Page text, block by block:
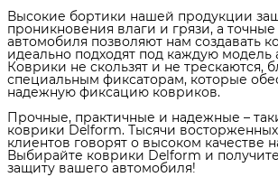
Высокие бортики нашей продукции
проникновения влаги и грязи, а
автомобиля позволяют нам создавать
идеально подходят под каждую модель
Коврики не скользят и не трескаются,
специальным фиксаторам, которые
надежную фиксацию ковриков.
Прочные, практичные и надежные –
коврики Delform. Тысячи
клиентов говорят о высоком качестве
Выбирайте коврики Delform и
защиту вашего автомобиля!